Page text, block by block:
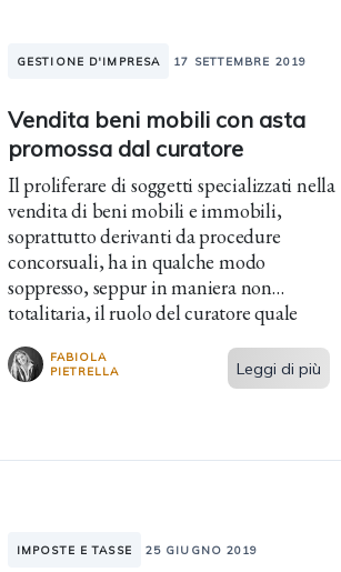
GESTIONE D'IMPRESA 17 SETTEMBRE 2019
Vendita beni mobili con asta
promossa dal curatore
Il proliferare di soggetti specializzati nella
vendita di beni mobili e immobili,
soprattutto derivanti da procedure
concorsuali, ha in qualche modo
soppresso, seppur in maniera non
totalitaria, il ruolo del curatore quale
giudiziarie. In ragione dei suoi poteri,...
FABIOLA
PIETRELLA
Leggi di più
IMPOSTE E TASSE 25 GIUGNO 2019